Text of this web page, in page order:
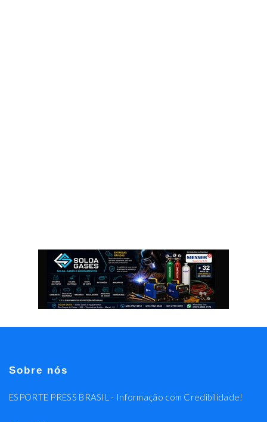
Sobre nós
ESPORTE PRESS BRASIL - Informação com Credibilidade!